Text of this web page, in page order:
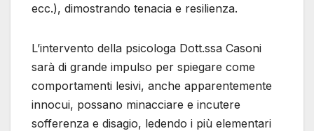
ecc.), dimostrando tenacia e resilienza.
L’intervento della psicologa Dott.ssa Casoni
sarà di grande impulso per spiegare come
comportamenti lesivi, anche apparentemente
innocui, possano minacciare e incutere
sofferenza e disagio, ledendo i più elementari